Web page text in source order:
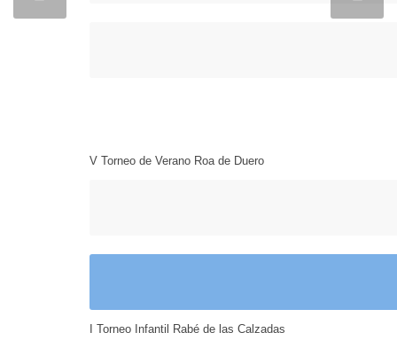
V Torneo de Verano Roa de Duero
I Torneo Infantil Rabé de las Calzadas